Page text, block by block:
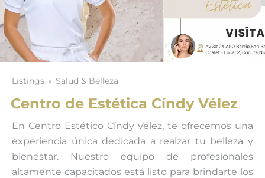
Listings Salud & Belleza
Centro de Estética Cíndy Vélez
En Centro Estético Cíndy Vélez, te ofrecemos una
experiencia única dedicada a realzar tu belleza y
bienestar. Nuestro equipo de profesionales
altamente capacitados está listo para brindarte los